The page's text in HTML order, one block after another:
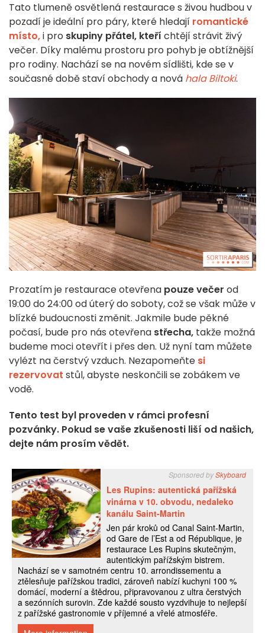
Tato tlumeně osvětlená restaurace s živou hudbou v
pozadí je ideální pro páry, které hledají romantické
místo,i pro skupiny přátel, kteří chtějí strávit živý
večer. Díky malému prostoru pro pohyb je obtížnější
pro rodiny. Nachází se na novém sídlišti, kde se v
současné době staví obchody a nová hala Biltoki.
Prozatím je restaurace otevřena pouze večer od
19:00 do 24:00 od úterý do soboty, což se však může v
blízké budoucnosti změnit. Jakmile bude pěkné
počasí, bude pro nás otevřena střecha, takže možná
budeme moci otevřít i přes den. Už nyní tam můžete
vylézt na čerstvý vzduch. Nezapomeňte si
rezervovat stůl, abyste neskončili se zobákem ve
vodě.
Tento test byl proveden v rámci profesní
pozvánky. Pokud se vaše zkušenosti liší od našich,
dejte nám prosím vědět.